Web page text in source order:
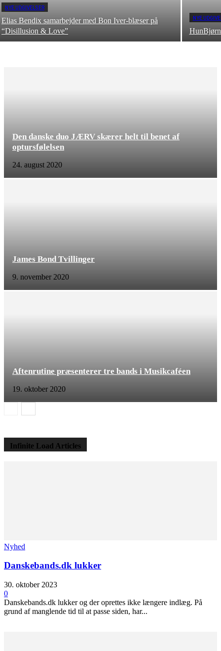
NYE UDGIVELSER
Elias Bendix samarbejder med Bon Iver-blæser på
“Disillusion & Love”
NYE
Den danske duo JÆRV skærer helt til benet af
optursfølelsen
24. august 2020
James Bond Tvillinger
9. november 2020
Aftenrutine præsenterer tre bands i Musikcaféen
19. oktober 2020
Infinite Load Articles
Nyhed
Danskebands.dk lukker
30. oktober 2023
0
Danskebands.dk lukker og der oprettes ikke længere indlæg. På
grund af manglende tid til at passe siden, har...